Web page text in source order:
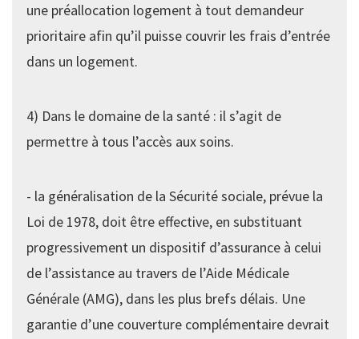
une préallocation logement à tout demandeur
prioritaire afin qu’il puisse couvrir les frais d’entrée
dans un logement.
4) Dans le domaine de la santé : il s’agit de
permettre à tous l’accès aux soins.
- la généralisation de la Sécurité sociale, prévue la
Loi de 1978, doit être effective, en substituant
progressivement un dispositif d’assurance à celui
de l’assistance au travers de l’Aide Médicale
Générale (AMG), dans les plus brefs délais. Une
garantie d’une couverture complémentaire devrait